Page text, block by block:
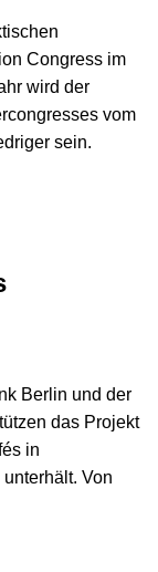
Congress im
wird der
vom
sein.
Berlin und der
das Projekt
in
Von